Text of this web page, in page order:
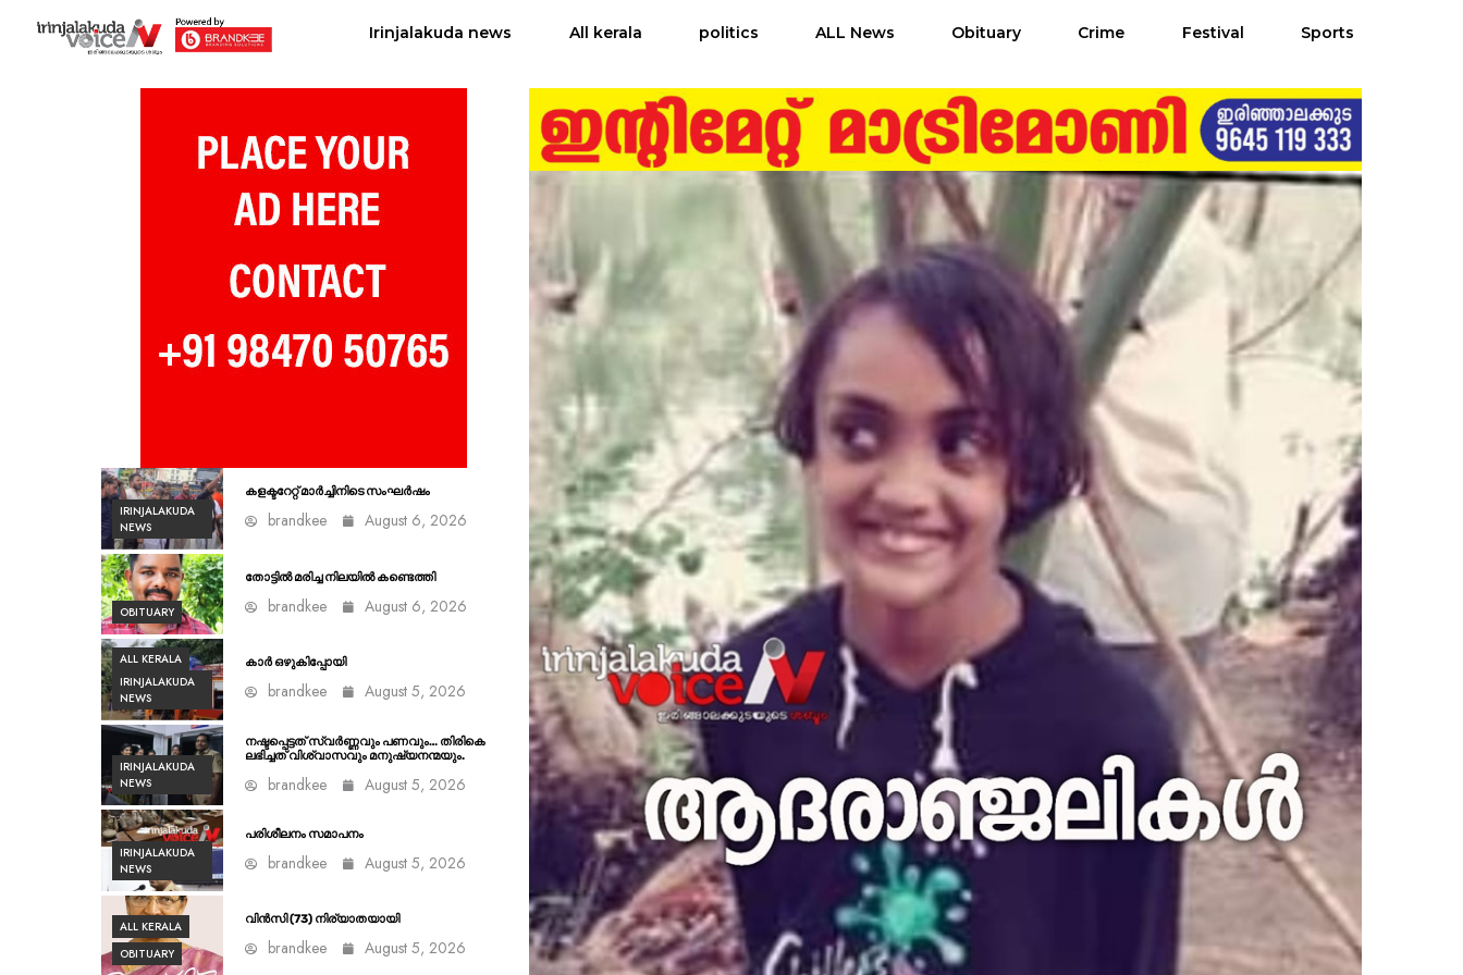
Irinjalakuda news All kerala politics ALL News Obituary Crime Festival Sports
IRINJALAKUDA
NEWS
കളക്ടറേറ്റ് മാർച്ചിനിടെ സംഘർഷം
brandkee August 6, 2026
OBITUARY
തോട്ടിൽ മരിച്ച നിലയിൽ കണ്ടെത്തി
brandkee August 6, 2026
ALL KERALA
IRINJALAKUDA
NEWS
കാർ ഒഴുകിപ്പോയി
brandkee August 5, 2026
IRINJALAKUDA
NEWS
നഷ്ടപ്പെട്ടത് സ്വർണ്ണവും പണവും… തിരികെ
ലഭിച്ചത് വിശ്വാസവും മനുഷ്യനന്മയും.
brandkee August 5, 2026
IRINJALAKUDA
NEWS
പരിശീലനം സമാപനം
brandkee August 5, 2026
ALL KERALA
OBITUARY
വിൻസി (73) നിര്യാതയായി
brandkee August 5, 2026